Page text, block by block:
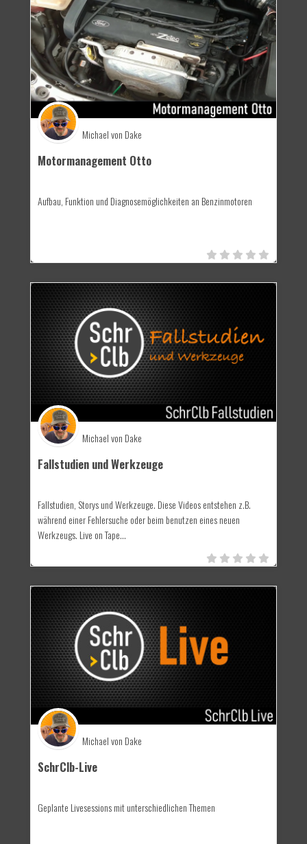
Michael von Dake
Motormanagement Otto
Aufbau, Funktion und Diagnosemöglichkeiten an Benzinmotoren
Michael von Dake
Fallstudien und Werkzeuge
Fallstudien, Storys und Werkzeuge. Diese Videos entstehen z.B.
während einer Fehlersuche oder beim benutzen eines neuen
Werkzeugs. Live on Tape...
Michael von Dake
SchrClb-Live
Geplante Livesessions mit unterschiedlichen Themen